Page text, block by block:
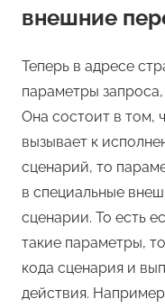
внешние
Теперь в адресе
параметры запроса,
Она состоит в том,
вызывает к
сценарий, то
в специальные
сценарии. То есть
такие параметры,
кода сценария и
действия.